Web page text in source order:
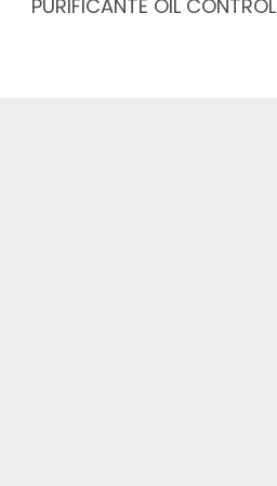
PURIFICANTE OIL CONTROL